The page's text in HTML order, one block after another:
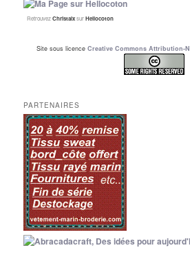
RetrouvezChristalxsurHellocoton
Site sous licence Creative Commons Attribution-
PARTENAIRES